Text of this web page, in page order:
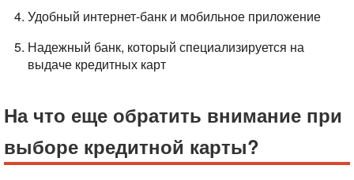
Удобный интернет-банк и мобильное приложение
Надежный банк, который специализируется на
выдаче кредитных карт
На что еще обратить внимание при
выборе кредитной карты?